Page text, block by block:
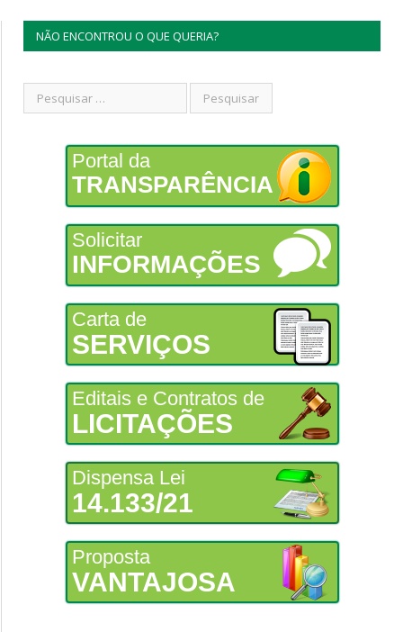
NÃO ENCONTROU O QUE QUERIA?
Portal da
TRANSPARÊNCIA
Solicitar
INFORMAÇÕES
Carta de
SERVIÇOS
Editais e Contratos de
LICITAÇÕES
Dispensa Lei
14.133/21
Proposta
VANTAJOSA